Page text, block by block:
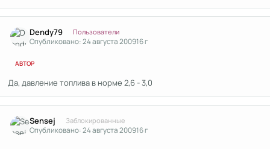
Dendy79 Пользователи
Опубликовано:24 августа 200916 г
АВТОР
Да, давление топлива в норме 2,6 - 3,0
Sensej Заблокированные
Опубликовано:24 августа 200916 г